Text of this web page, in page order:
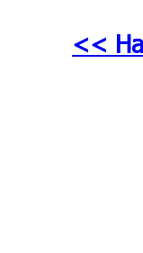
<<